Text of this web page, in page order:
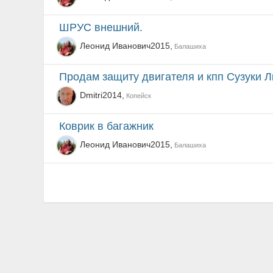
ШРУС внешний.
Леонид Иванович2015, Балашиха
Продам защиту двигателя и кпп Сузуки
Dmitri2014, Копейск
Коврик в багажник
Леонид Иванович2015, Балашиха